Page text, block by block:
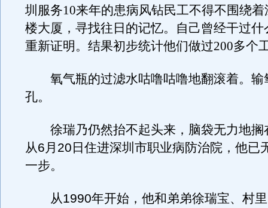
圳服务10来年的患病风钻民工不得不围绕
楼大厦，寻找往日的记忆。自己曾经干过什
重新证明。结果初步统计他们做过200多个
氧气瓶的过滤水咕噜咕噜地翻滚着。输
孔。
徐瑞乃仍然抬不起头来，脑袋无力地搁
从6月20日住进深圳市职业病防治院，他已
一步。
从1990年开始，他和弟弟徐瑞宝、村里